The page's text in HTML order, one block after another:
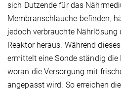
sich Dutzende für das
Membranschläuche befinden,
jedoch verbrauchte
Reaktor heraus. Während
ermittelt eine Sonde ständig
woran die Versorgung mit
angepasst wird. So erreichen